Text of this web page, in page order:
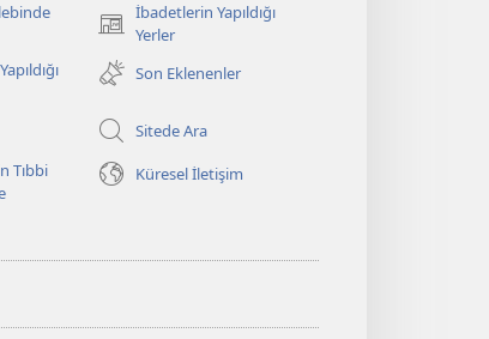
İbadetlerin Yapıldığı
Yerler
(yeni
pencere
açar)
Son Eklenenler
Sitede Ara
Tıbbi
Küresel İletişim